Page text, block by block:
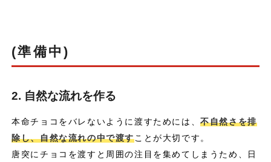
(準備中)
2. 自然な流れを作る
本命チョコをバレないように渡すためには、不自然さを排
除し、自然な流れの中で渡すことが大切です。
唐突にチョコを渡すと周囲の注目を集めてしまうため、日